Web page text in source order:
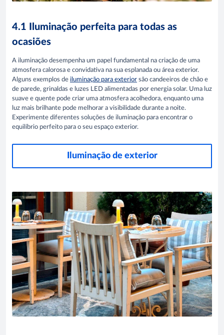
4.1 Iluminação perfeita para todas as
ocasiões
A iluminação desempenha um papel fundamental na criação de uma
atmosfera calorosa e convidativa na sua esplanada ou área exterior.
Alguns exemplos de iluminação para exterior são candeeiros de chão e
de parede, grinaldas e luzes LED alimentadas por energia solar. Uma luz
suave e quente pode criar uma atmosfera acolhedora, enquanto uma
luz mais brilhante pode melhorar a visibilidade durante a noite.
Experimente diferentes soluções de iluminação para encontrar o
equilíbrio perfeito para o seu espaço exterior.
Iluminação de exterior